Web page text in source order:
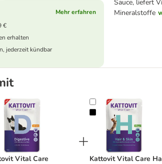
Sauce, liefert
Mineralstoffe
Mehr erfahren
€
erhalten
jederzeit kündbar
mit HuhnVital Care Digestive Pouches mit Huhn
Vital Care
Kattovit Vital Care
Kattovit Vital Care